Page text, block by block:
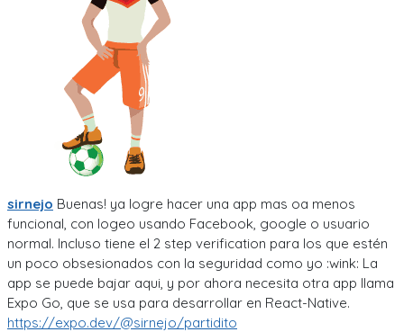
sirnejo Buenas! ya logre hacer una app mas oa menos
funcional, con logeo usando Facebook, google o usuario
normal. Incluso tiene el 2 step verification para los que estén
un poco obsesionados con la seguridad como yo :wink: La
app se puede bajar aqui, y por ahora necesita otra app llama
Expo Go, que se usa para desarrollar en React-Native.
https://expo.dev/@sirnejo/partidito